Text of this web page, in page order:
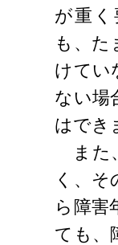
が重
も、た
けてい
ない場
はでき
また
く、そ
ら障害
ても、